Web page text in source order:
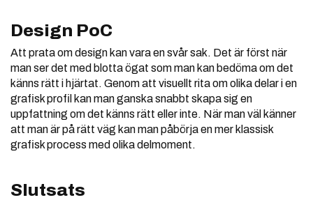
Design PoC
Att prata om design kan vara en svår sak. Det är först när
man ser det med blotta ögat som man kan bedöma om det
känns rätt i hjärtat. Genom att visuellt rita om olika delar i en
grafisk profil kan man ganska snabbt skapa sig en
uppfattning om det känns rätt eller inte. När man väl känner
att man är på rätt väg kan man påbörja en mer klassisk
grafisk process med olika delmoment.
Slutsats